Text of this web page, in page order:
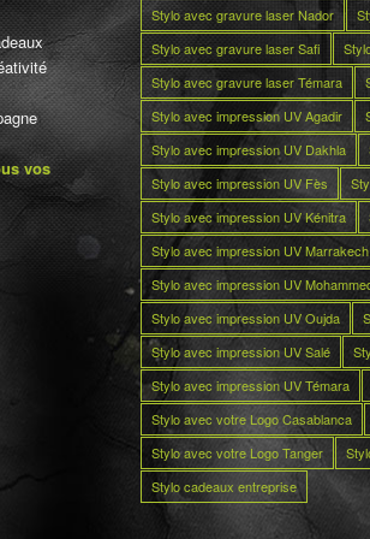
vos
Stylo avec gravure laser Nador
Stylo avec gravure laser Safi
Stylo avec gravure laser Témara
Stylo avec impression UV Agadir
Stylo avec impression UV Dakhla
Stylo avec impression UV Fès
Stylo avec impression UV Kénitra
Stylo avec impression UV Marrakech
Stylo avec impression UV
Stylo avec impression UV Oujda
Stylo avec impression UV Salé
Stylo avec impression UV Témara
Stylo avec votre Logo Casablanca
Stylo avec votre Logo Tanger
Stylo cadeaux entreprise